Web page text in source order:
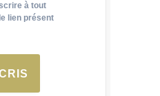
à tout
lien présent